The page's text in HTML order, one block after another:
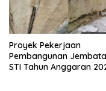
Proyek Pekerjaan
Pembangunan
STI Tahun Anggaran